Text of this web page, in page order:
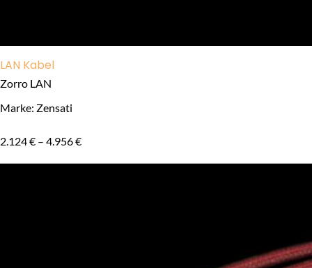
LAN Kabel
Zorro LAN
Marke: Zensati
2.124€ – 4.956€